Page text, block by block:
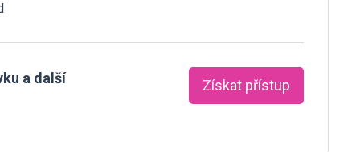
a další
Získat přístup